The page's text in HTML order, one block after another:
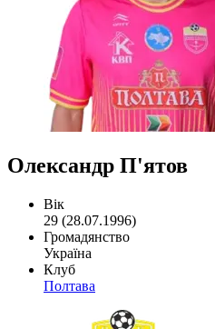
Олександр П'ятов
Вік
29 (28.07.1996)
Громадянство
Україна
Клуб
Полтава